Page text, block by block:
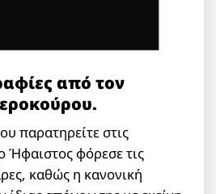
από τον
παρατηρείτε στις
Ήφαιστος φόρεσε τις
καθώς η κανονική